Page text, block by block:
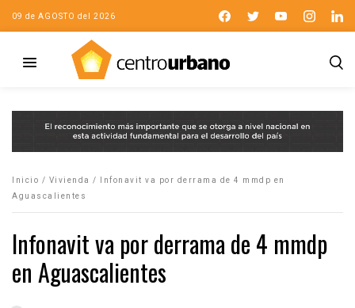
09 de AGOSTO del 2026
Inicio / Vivienda /
Infonavit va por derrama de 4 mmdp en
Aguascalientes
Infonavit va por derrama de 4 mmdp
en Aguascalientes